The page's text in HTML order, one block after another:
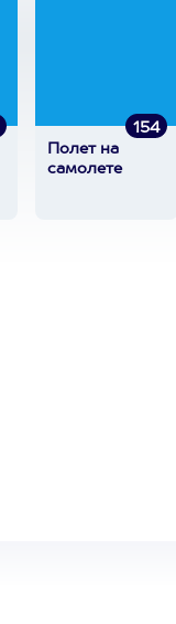
154
Полет на
самолете